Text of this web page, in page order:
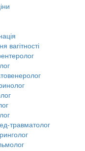
вагітності
травматолог